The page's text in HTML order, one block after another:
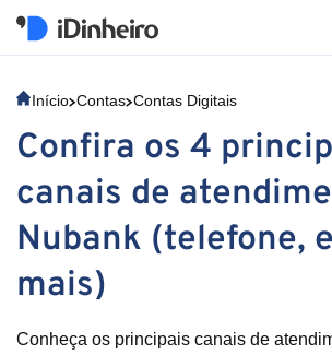
Início Contas Contas Digitais
Confira os 4
canais de
Nubank (telefone,
mais)
Conheça os principais canais de